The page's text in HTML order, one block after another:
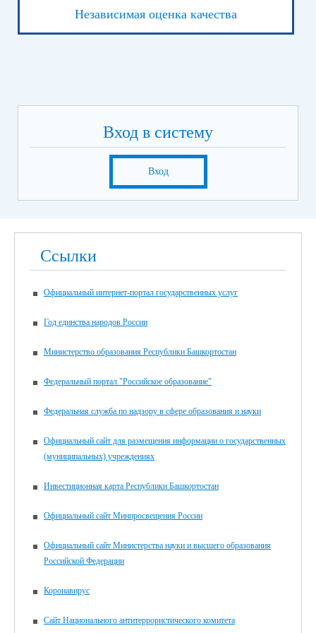
химия;
9 июня
Экзамен по предметам на выбор выпускника (кроме
интеллекта, получающих образование по адаптированной
основной общеобразовательной программе, в 2026 году
21 мая 2026 года – по учебным предметам «Русский язык»,
25 мая 2026 года – по учебным предметам «Математика»,
29 мая 2026 года – по учебному предмету «Труд
Желаем всем выпускникам успехов!!!
Независимая оценка качества
Вход в систему
Вход
Ссылки
Официальный интернет-портал государственных услуг
Год единства народов России
Министерство образования Республики Башкортостан
Федеральный портал "Российское образование"
Федеральная служба по надзору в сфере образования и науки
Официальный сайт для размещения информации о государственных
(муниципальных) учреждениях
Инвестиционная карта Республики Башкортостан
Официальный сайт Минпросвещения России
Официальный сайт Министерства науки и высшего образования
Российской Федерации
Коронавирус
Сайт Национального антитеррористического комитета